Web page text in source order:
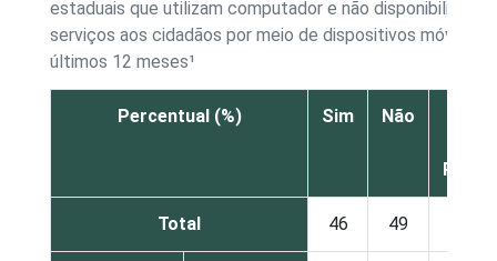
estaduais que utilizam computador e não disponibilizaram
serviços aos cidadãos por meio de dispositivos móveis
últimos 12 meses¹
Percentual (%) Sim Não
Total 46 49